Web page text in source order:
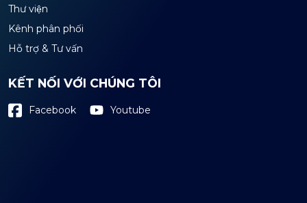
Thư viện
Kênh phân phối
Hỗ trợ & Tư vấn
KẾT NỐI VỚI CHÚNG TÔI
Facebook Youtube